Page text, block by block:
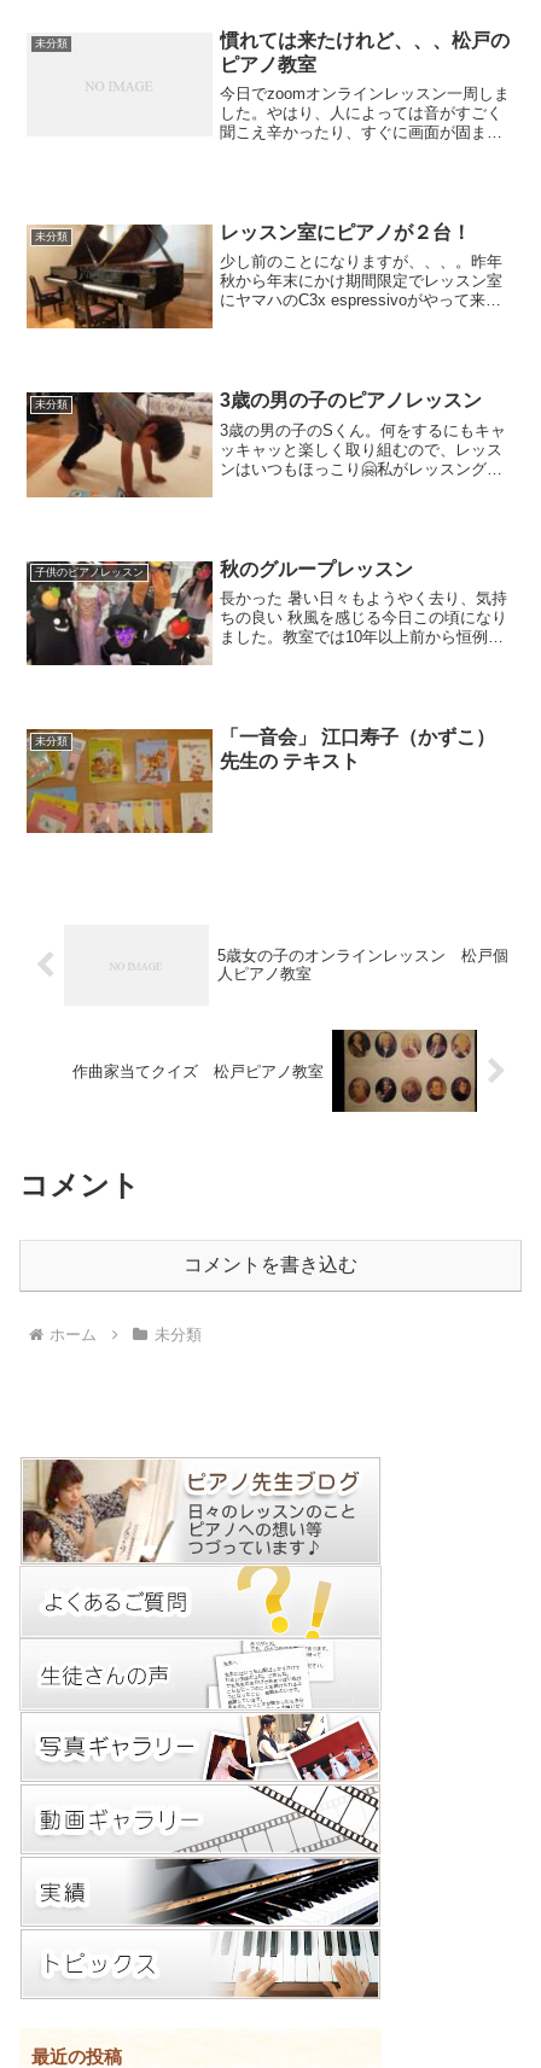
未分類
慣れては来たけれど、、、松戸の
ピアノ教室
今日でzoomオンラインレッスン一周しま
した。やはり、人によっては音がすごく
聞こえ辛かったり、すぐに画面が固まっ
未分類 レッスン室にピアノが２台！
少し前のことになりますが、、、。昨年
秋から年末にかけ期間限定でレッスン室
にヤマハのC3x espressivoがやって来ま
未分類 3歳の男の子のピアノレッスン
3歳の男の子のSくん。何をするにもキャ
ッキャッと楽しく取り組むので、レッス
ンはいつもほっこり🤗私がレッスングッ
子供のピアノレッスン 秋のグループレッスン
長かった 暑い日々もようやく去り、気持
ちの良い 秋風を感じる今日この頃になり
ました。教室では10年以上前から恒例と
未分類
「一音会」 江口寿子（かずこ）
先生の テキスト
5歳女の子のオンラインレッスン 松戸個
人ピアノ教室
作曲家当てクイズ 松戸ピアノ教室
コメント
コメントを書き込む
ホーム 未分類
最近の投稿